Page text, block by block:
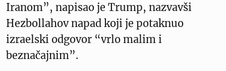
Iranom”, napisao je Trump, nazvavši
Hezbollahov napad koji je potaknuo
izraelski odgovor “vrlo malim i
beznačajnim”.